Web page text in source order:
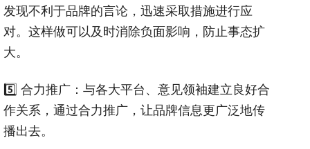
发现不利于品牌的言论，迅速采取措施进行应
对。这样做可以及时消除负面影响，防止事态扩
大。
5️⃣ 合力推广：与各大平台、意见领袖建立良好合
作关系，通过合力推广，让品牌信息更广泛地传
播出去。